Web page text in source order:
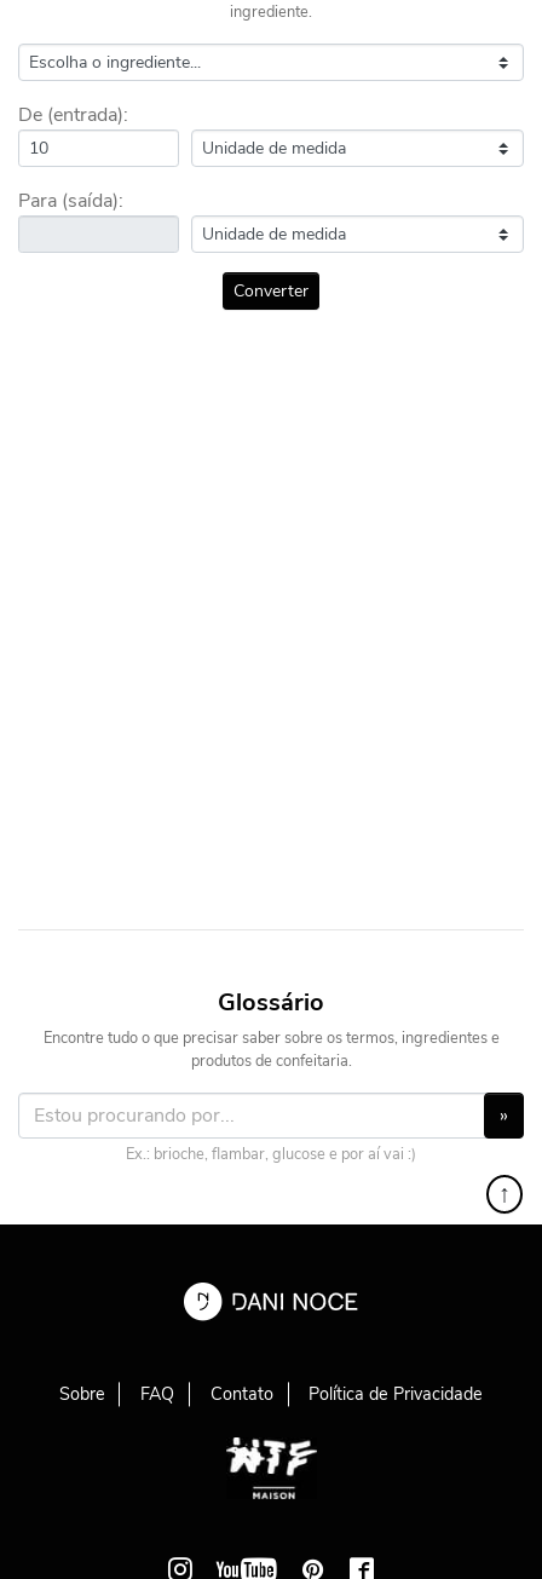
ingrediente.
De (entrada):
Para (saída):
Converter
Glossário
Encontre tudo o que precisar saber sobre os termos, ingredientes e
produtos de confeitaria.
»
Ex.: brioche, flambar, glucose e por aí vai :)
↑
Sobre FAQ Contato Política de Privacidade